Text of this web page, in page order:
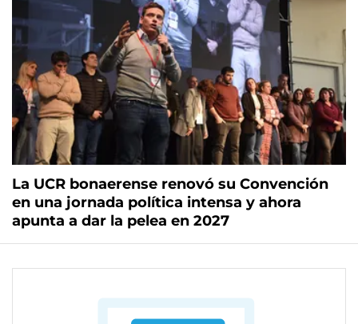
La UCR bonaerense renovó su Convención
en una jornada política intensa y ahora
apunta a dar la pelea en 2027